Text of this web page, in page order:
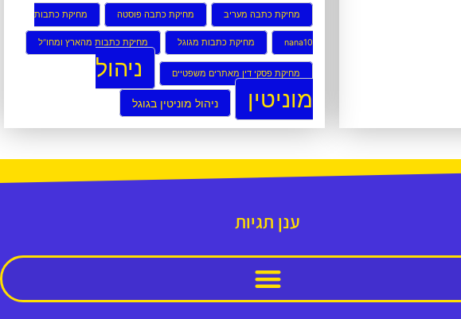
מחיקת כתבה מעריב מחיקת כתבה פוסטה מחיקת כתבות
nana10 מחיקת כתבות מגוגל מחיקת כתבות מהארץ ומחו”ל
מחיקת פסקי דין מאתרים משפטיים
ניהול
מוניטין
ניהול מוניטין בגוגל
ענן תגיות